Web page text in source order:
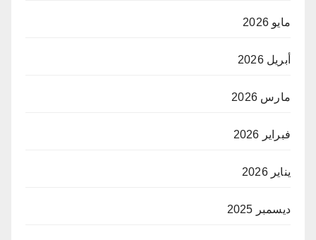
مايو 2026
أبريل 2026
مارس 2026
فبراير 2026
يناير 2026
ديسمبر 2025